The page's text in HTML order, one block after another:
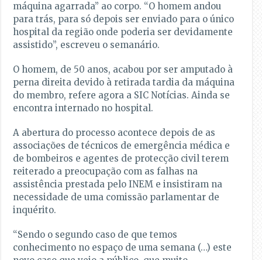
máquina agarrada” ao corpo. “O homem andou
para trás, para só depois ser enviado para o único
hospital da região onde poderia ser devidamente
assistido”, escreveu o semanário.
O homem, de 50 anos, acabou por ser amputado à
perna direita devido à retirada tardia da máquina
do membro, refere agora a SIC Notícias. Ainda se
encontra internado no hospital.
A abertura do processo acontece depois de as
associações de técnicos de emergência médica e
de bombeiros e agentes de protecção civil terem
reiterado a preocupação com as falhas na
assistência prestada pelo INEM e insistiram na
necessidade de uma comissão parlamentar de
inquérito.
“Sendo o segundo caso de que temos
conhecimento no espaço de uma semana (…) este